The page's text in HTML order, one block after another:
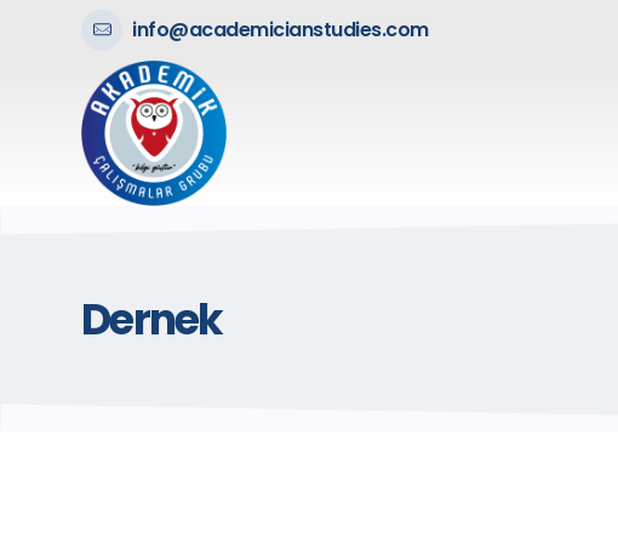
info@academicianstudies.com
Dernek